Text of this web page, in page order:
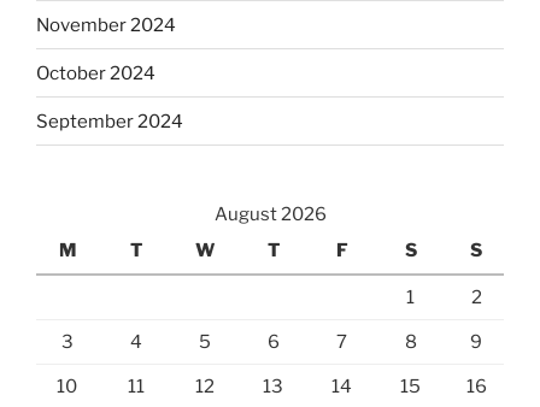
November 2024
October 2024
September 2024
August 2026
M
T W T F S S
1 2
3 4 5 6 7 8 9
10 11 12 13 14 15 16